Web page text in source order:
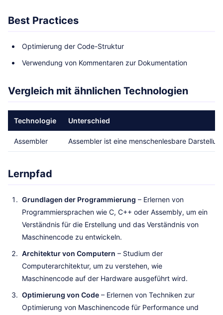
Best Practices
Optimierung der Code-Struktur
Verwendung von Kommentaren zur Dokumentation
Vergleich mit ähnlichen Technologien
Technologie Unterschied
Assembler Assembler ist eine menschenlesbare
Lernpfad
Grundlagen der Programmierung – Erlernen von
Programmiersprachen wie C, C++ oder Assembly, um ein
Verständnis für die Erstellung und das Verständnis von
Maschinencode zu entwickeln.
Architektur von Computern – Studium der
Computerarchitektur, um zu verstehen, wie
Maschinencode auf der Hardware ausgeführt wird.
Optimierung von Code – Erlernen von Techniken zur
Optimierung von Maschinencode für Performance und